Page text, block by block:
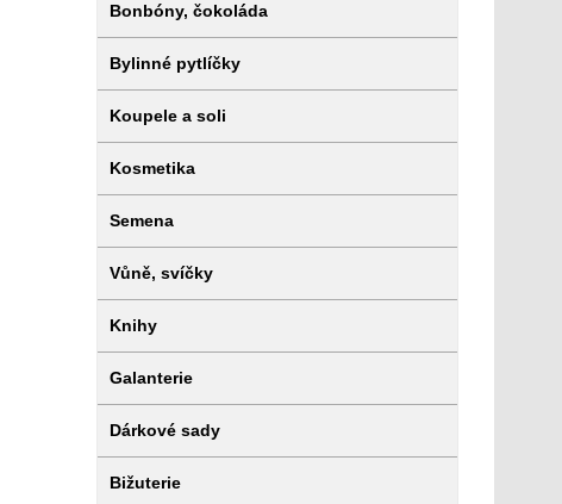
Bonbóny, čokoláda
Bylinné pytlíčky
Koupele a soli
Kosmetika
Semena
Vůně, svíčky
Knihy
Galanterie
Dárkové sady
Bižuterie